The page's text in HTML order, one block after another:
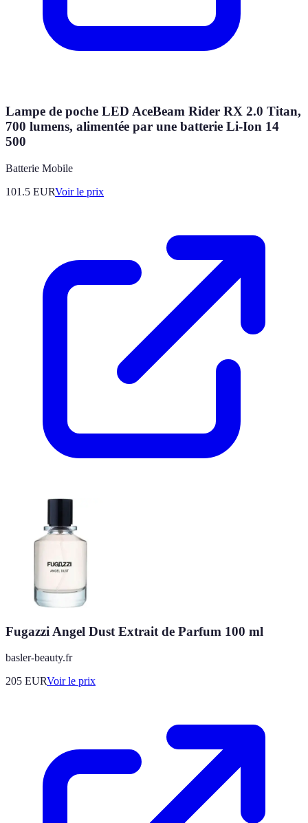
Lampe de poche LED AceBeam Rider RX 2.0 Titan,
700 lumens, alimentée par une batterie Li-Ion 14
500
Batterie Mobile
101.5 EURVoir le prix
Fugazzi Angel Dust Extrait de Parfum 100 ml
basler-beauty.fr
205 EURVoir le prix